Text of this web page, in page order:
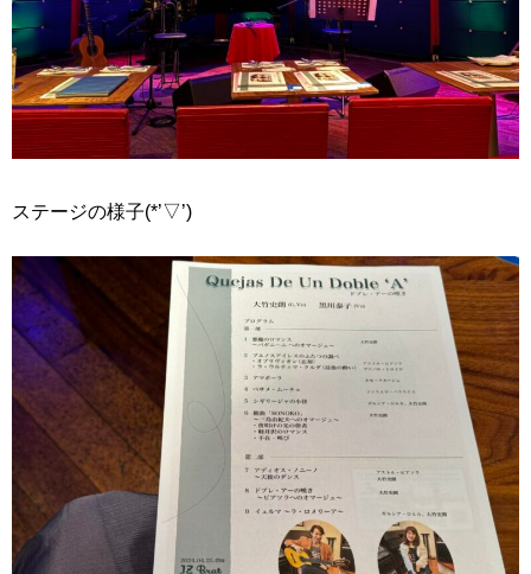
ステージの様子(*’▽’)